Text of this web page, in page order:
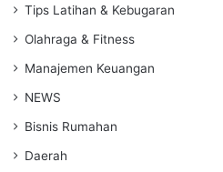
Tips Latihan & Kebugaran
Olahraga & Fitness
Manajemen Keuangan
NEWS
Bisnis Rumahan
Daerah